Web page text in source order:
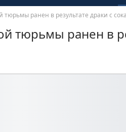
тюрьмы ранен в результате драки с
тюрьмы ранен в